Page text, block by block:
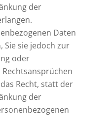
der
Daten
Sie sie jedoch zur
oder
Recht, statt der
der